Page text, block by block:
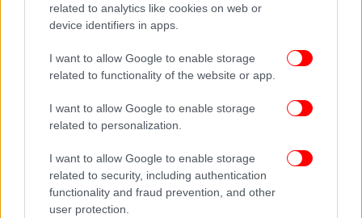
related to analytics like cookies on web or
device identifiers in apps.
I want to allow Google to enable storage
related to functionality of the website or app.
I want to allow Google to enable storage
related to personalization.
I want to allow Google to enable storage
related to security, including authentication
functionality and fraud prevention, and other
user protection.